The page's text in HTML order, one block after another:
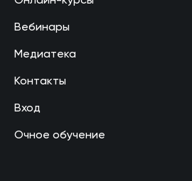
Вебинары
Медиатека
Контакты
Вход
Очное обучение